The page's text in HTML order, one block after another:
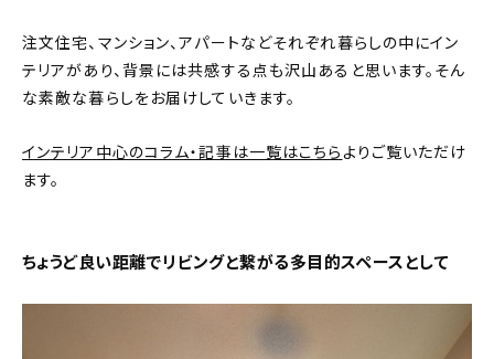
おすすめの記事
インテリア
注文住宅、マンション、アパートなどそれぞれ暮らしの中にイン
テリアがあり、背景には共感する点も沢山あると思います。そん
な素敵な暮らしをお届けしていきます。
インテリア中心のコラム・記事は一覧はこちら よりご覧いただけ
ます。
ちょうど良い距離でリビングと繋がる多目的スペースとして